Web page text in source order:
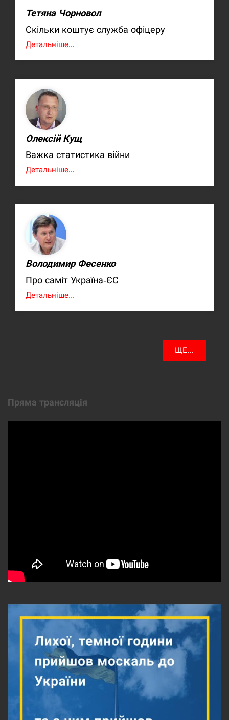
Тетяна Чорновол
Скільки коштує служба офіцеру
Детальніше...
Олексій Кущ
Важка статистика війни
Детальніше...
Володимир Фесенко
Про саміт Україна-ЄС
Детальніше...
ЩЕ...
Пряма трансляція